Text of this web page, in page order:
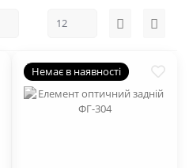
Немає в наявності